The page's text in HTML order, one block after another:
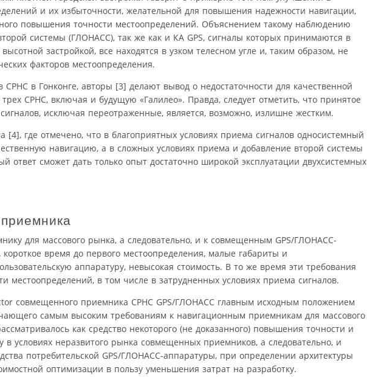
и их избыточности, желательной для повышения надежности навигации,
повышения точности местоопределений. Объяснением такому наблюдению
системы (ГЛОНАСС), так же как и КА GPS, сигналы которых принимаются в
застройкой, все находятся в узком телесном угле и, таким образом, не
факторов местоопределения.
в Гонконге, авторы [3] делают вывод о недостаточности для качественной
СРНС, включая и будущую «Галилео». Правда, следует отметить, что принятое
исключая переотраженные, является, возможно, излишне жестким.
где отмечено, что в благоприятных условиях приема сигналов односистемный
навигацию, а в сложных условиях приема и добавление второй системы
сможет дать только опыт достаточно широкой эксплуатации двухсистемных
для массового рынка, а следовательно, и к совмещенным GPS/ГЛОНАСС-
время до первого местоопределения, малые габариты и
аппаратуру, невысокая стоимость. В то же время эти требования
местоопределений, в том числе в затрудненных условиях приема сигналов.
совмещенного приемника СРНС GPS/ГЛОНАСС главным исходным положением
самым высоким требованиям к навигационным приемникам для массового
как средство некоторого (не доказанного) повышения точности и
условиях неразвитого рынка совмещенных приемников, а следовательно, и
потребительской GPS/ГЛОНАСС-аппаратуры, при определении архитектуры
оптимизации в пользу уменьшения затрат на разработку.